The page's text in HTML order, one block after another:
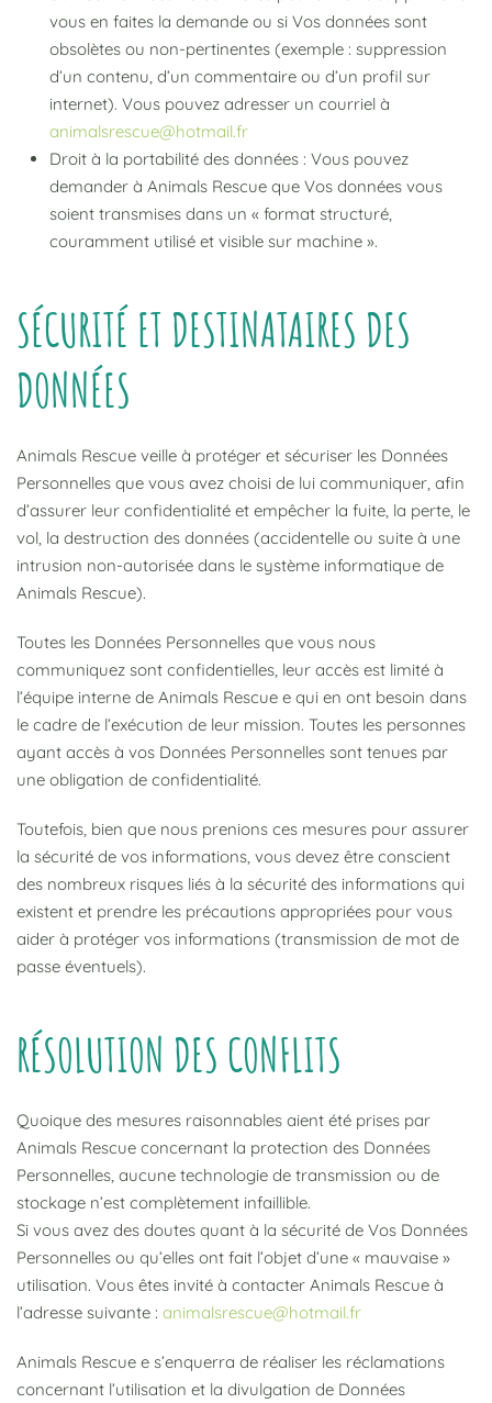
vous en faites la demande ou si Vos données sont
obsolètes ou non-pertinentes (exemple : suppression
d’un contenu, d’un commentaire ou d’un profil sur
internet). Vous pouvez adresser un courriel à
animalsrescue@hotmail.fr
Droit à la portabilité des données : Vous pouvez
demander à Animals Rescue que Vos données vous
soient transmises dans un « format structuré,
couramment utilisé et visible sur machine ».
SÉCURITÉ ET DESTINATAIRES DES
DONNÉES
Animals Rescue veille à protéger et sécuriser les Données
Personnelles que vous avez choisi de lui communiquer, afin
d’assurer leur confidentialité et empêcher la fuite, la perte, le
vol, la destruction des données (accidentelle ou suite à une
intrusion non-autorisée dans le système informatique de
Animals Rescue).
Toutes les Données Personnelles que vous nous
communiquez sont confidentielles, leur accès est limité à
l’équipe interne de Animals Rescue e qui en ont besoin dans
le cadre de l’exécution de leur mission. Toutes les personnes
ayant accès à vos Données Personnelles sont tenues par
une obligation de confidentialité.
Toutefois, bien que nous prenions ces mesures pour assurer
la sécurité de vos informations, vous devez être conscient
des nombreux risques liés à la sécurité des informations qui
existent et prendre les précautions appropriées pour vous
aider à protéger vos informations (transmission de mot de
passe éventuels).
RÉSOLUTION DES CONFLITS
Quoique des mesures raisonnables aient été prises par
Animals Rescue concernant la protection des Données
Personnelles, aucune technologie de transmission ou de
stockage n’est complètement infaillible.
Si vous avez des doutes quant à la sécurité de Vos Données
Personnelles ou qu’elles ont fait l’objet d’une « mauvaise »
utilisation. Vous êtes invité à contacter Animals Rescue à
l’adresse suivante : animalsrescue@hotmail.fr
Animals Rescue e s’enquerra de réaliser les réclamations
concernant l’utilisation et la divulgation de Données